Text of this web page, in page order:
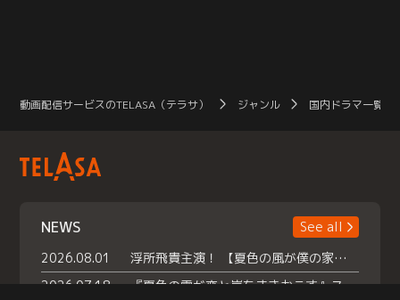
動画配信サービスのTELASA（テラサ） ジャンル 国内ドラマ一覧（
NEWS
See all
2026.08.01
浮所飛貴主演！ 【夏色の風が僕の家にやってきた】 本日よりテラサで独占配信スタート！
2026.07.18
『夏色の雲が恋と嵐をまきおこす』スペシャルメイキング 【Part1】2026年７月18日（土）23時30分～配信スタート！話題のシーンの裏側を大公開！豪華キャスト大集合！ 『武宮家 真夏の家族会議』開催！